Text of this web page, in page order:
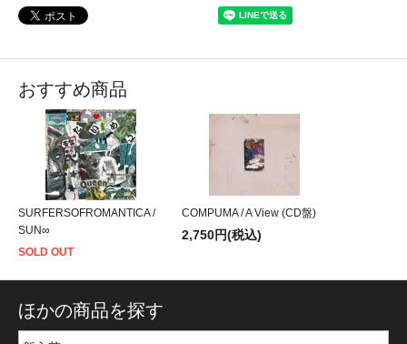
おすすめ商品
SURFERSOFROMANTICA /
SUN∞
SOLD OUT
COMPUMA / A View (CD盤)
2,750円(税込)
ほかの商品を探す